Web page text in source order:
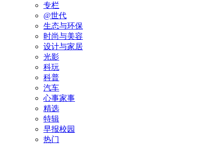
专栏
@世代
生态与环保
时尚与美容
设计与家居
光影
科玩
科普
汽车
心事家事
精选
特辑
早报校园
热门